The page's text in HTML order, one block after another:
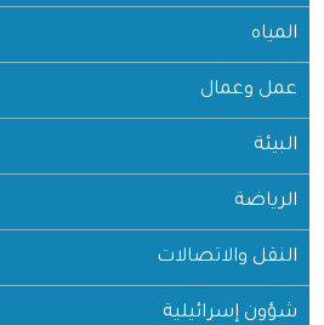
المياه
عمل وعمال
البيئة
الرياضة
النقل والاتصالات
شؤون إسرائيلية